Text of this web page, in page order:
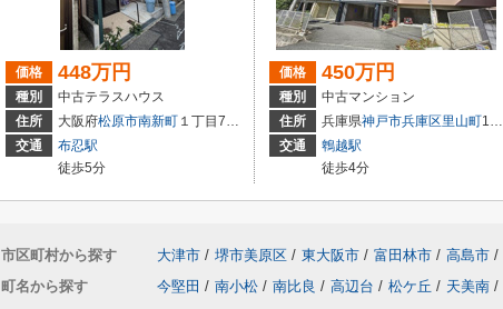
価格 448万円
種別
中古テラスハウス
住所
大阪府松原市南新町 １丁目7-22
交通
布忍駅
徒歩5分
価格 450万円
種別
中古マンション
住所
兵庫県神戸市兵庫区里山町1-46
交通
鵯越駅
徒歩4分
市区町村から探す 大津市 / 堺市美原区 / 東大阪市 / 富田林市 / 高島市 /
町名から探す
今堅田 / 南小松 / 南比良 / 高辺台 / 松ケ丘 / 天美南 /